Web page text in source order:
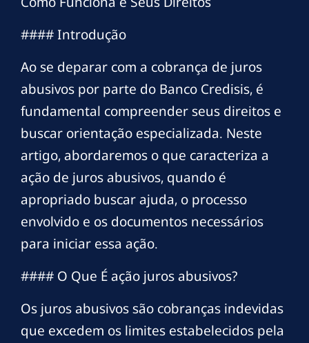
#### Introdução
Ao se deparar com a cobrança de juros
abusivos por parte do Banco Credisis, é
fundamental compreender seus direitos e
buscar orientação especializada. Neste
artigo, abordaremos o que caracteriza a
ação de juros abusivos, quando é
apropriado buscar ajuda, o processo
envolvido e os documentos necessários
para iniciar essa ação.
#### O Que É ação juros abusivos?
Os juros abusivos são cobranças indevidas
que excedem os limites estabelecidos pela